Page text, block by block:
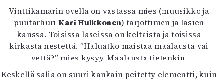
Vinttikamarin ovella on vastassa mies (muusikko ja
puutarhuri Kari Hulkkonen) tarjottimen ja lasien
kanssa. Toisissa laseissa on keltaista ja toisissa
kirkasta nestettä. ”Haluatko maistaa maalausta vai
vettä?” mies kysyy. Maalausta tietenkin.
Keskellä salia on suuri kankain peitetty elementti, kuin